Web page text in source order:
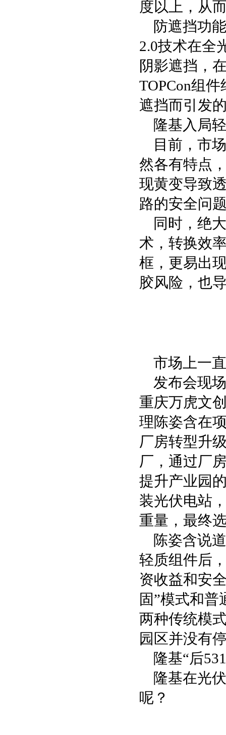
度以上，从
防遮挡功
2.0技术在全
阴影遮挡，
TOPCon组
遮挡而引发
隆基入局
目前，市
然各有特点
现黄变导致
路的安全问
同时，绝
术，转换效
框，更易出
胶风险，也
市场上一
发布会现
重庆万虎文
理陈姿含在
厂房转型升
厂，通过厂
提升产业园
装光伏电站
重量，最终
陈姿含说
轻质组件后
资收益和安
固”模式和
两种传统模
园区并没有
隆基“后
隆基在光
呢？